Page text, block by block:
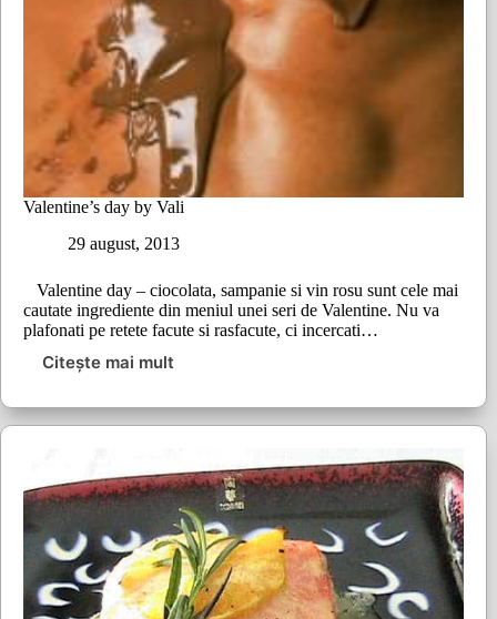
Valentine’s day by Vali
29 august, 2013
Valentine day – ciocolata, sampanie si vin rosu sunt cele mai
cautate ingrediente din meniul unei seri de Valentine. Nu va
plafonati pe retete facute si rasfacute, ci incercati…
Citește mai mult
Valentine’s
by